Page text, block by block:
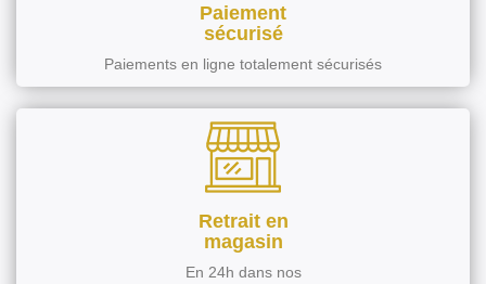
Paiement
sécurisé
Paiements en ligne totalement sécurisés
Retrait en
magasin
En 24h dans nos